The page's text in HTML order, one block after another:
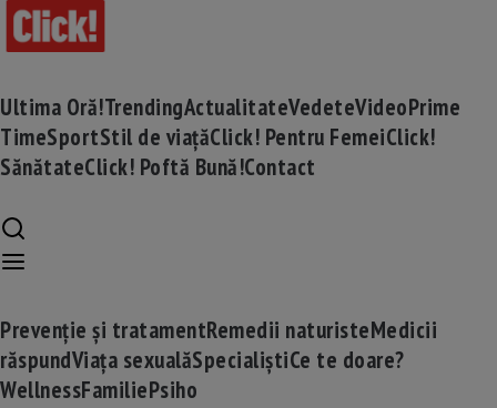
Ultima Oră!TrendingActualitateVedeteVideoPrime
TimeSportStil de viațăClick! Pentru FemeiClick!
SănătateClick! Poftă Bună!Contact
Prevenție și tratamentRemedii naturisteMedicii
răspundViața sexualăSpecialiștiCe te doare?
WellnessFamiliePsiho